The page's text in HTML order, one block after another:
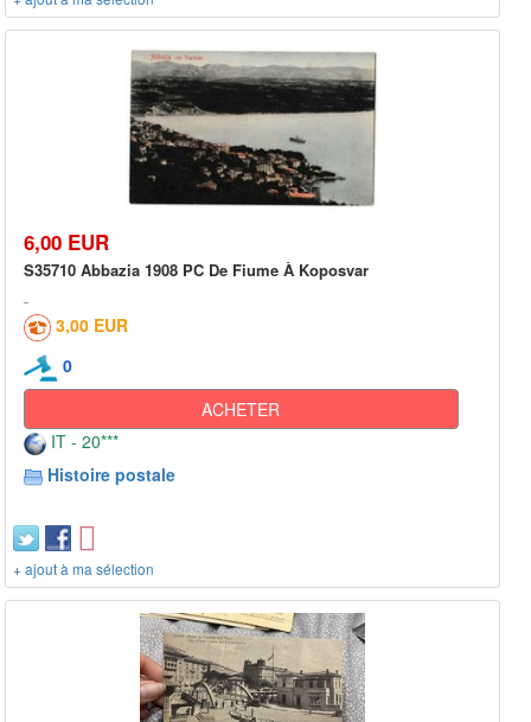
6,00 EUR
S35710 Abbazia 1908 PC De Fiume À Koposvar
3,00 EUR
0
ACHETER
IT - 20***
Histoire postale
+ ajout à ma sélection